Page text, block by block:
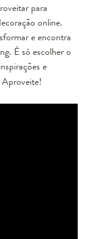
para
online.
e encontra
É só escolher o
e
Aproveite!